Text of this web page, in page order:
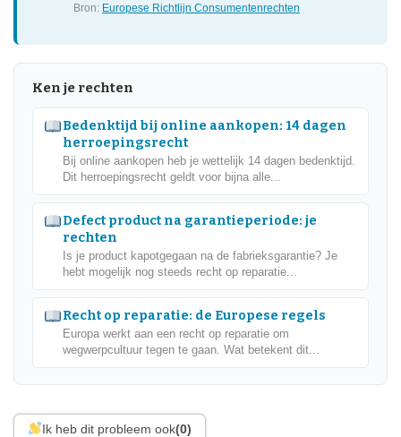
Bron: Europese Richtlijn Consumentenrechten
Ken je rechten
Bedenktijd bij online aankopen: 14 dagen
herroepingsrecht
Bij online aankopen heb je wettelijk 14 dagen bedenktijd.
Dit herroepingsrecht geldt voor bijna alle...
Defect product na garantieperiode: je
rechten
Is je product kapotgegaan na de fabrieksgarantie? Je
hebt mogelijk nog steeds recht op reparatie...
Recht op reparatie: de Europese regels
Europa werkt aan een recht op reparatie om
wegwerpcultuur tegen te gaan. Wat betekent dit...
Ik heb dit probleem ook(0)